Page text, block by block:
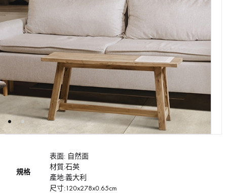
規格
表面: 自然面
材質:石英
產地:義大利
尺寸:120x278x0.65cm